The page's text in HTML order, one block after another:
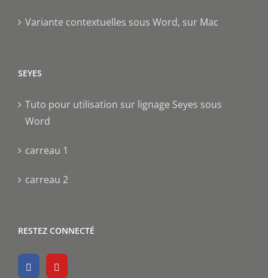
Variante contextuelles sous Word, sur Mac
SEYES
Tuto pour utilisation sur lignage Seyes sous
Word
carreau 1
carreau 2
RESTEZ CONNECTÉ